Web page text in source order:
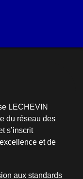
LECHEVIN
du réseau des
s’inscrit
et de
aux standards